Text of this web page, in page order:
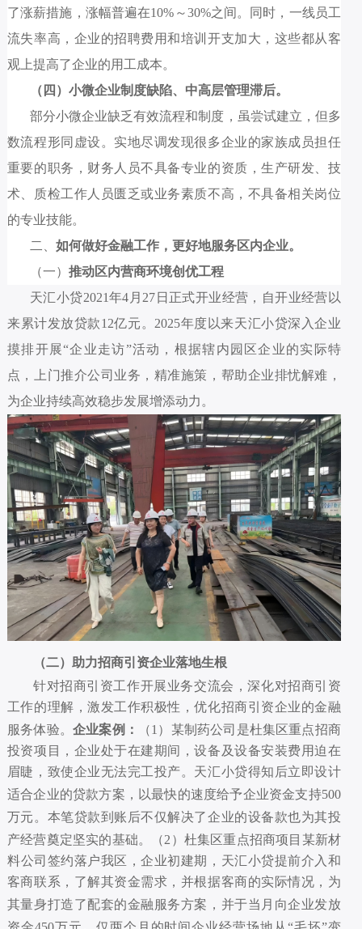
了涨薪措施，涨幅普遍在10% ～30%之间。同时，一线员工
流失率高，企业的招聘费用和培训开支加大，这些都从客
观上提高了企业的用工成本。
（四）小微企业制度缺陷、中高层管理滞后。
部分小微企业缺乏有效流程和制度，虽尝试建立，但多
数流程形同虚设。 实地尽调发现很多企业的家族成员担任
重要的职务，财务人员不具备专业的资质，生产研发、技
术、质检工作人员匮乏或业务素质不高，不具备相关岗位
的专业技能。
二、 如何做好金融工作，更好地服务区内企业。
（一） 推动区内营商环境创优工程
天汇小贷2021年4 月 27 日正式开业经营， 自开业经营以
来累计发放贷款12亿元。 2025年度 以来天汇小贷深入企业
摸排开展“企业走访”活动，根据辖内园区企业的实际特
点，上门推介公司业务，精准施策，帮助企业排忧解难，
为企业持续高效稳步发展增添动力。
（二）助力招商引资企业落地生根
针对招商引资工作开展业务交流会，深化对招商引资
工作的理解，激发工作积极性，优化招商引资企业的金融
服务体验。 企业案例： （1 ）某制药公司是杜集区重点招商
投资项目
，企业处于在建期间，设备及设备安装费用迫在
眉睫，致使企业无法完工投产。 天汇小贷得知后立即设计
适合企业的贷款方案 ，以最快的速度给予企业资金支持500
万元。本笔贷款到账后不仅解决了企业的设备款也为其投
产经营奠定坚实的基础。 （2 ） 杜集区重点招商项目 某新材
料公司 签约落户我区，企业初建期， 天汇小贷提前介入和
客商联系，了解其资金需求，并根据客商的实际情况，为
其量身打造了配套的金融服务方案，并于当月 向企业发放